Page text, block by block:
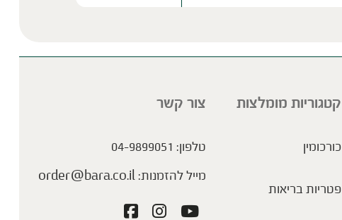
קטגוריות מומלצות
כורכומין
פטריות בריאות
צור קשר
טלפון: 04-9899051
מייל להזמנות:order@bara.co.il